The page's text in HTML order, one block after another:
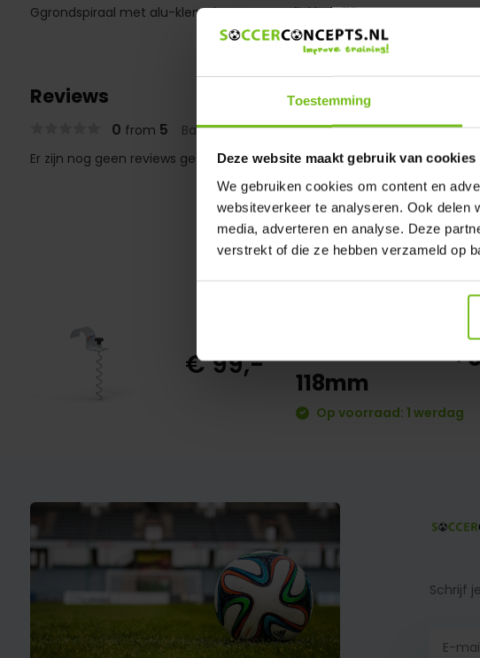
Toestemming
Deze website maakt gebruik van cookies
We gebruiken cookies om content en
websiteverkeer te analyseren. Ook delen
media, adverteren en analyse. Deze
verstrekt of die ze hebben verzameld op
Ggrondspiraal met alu-klemplaat voor profiel buis 118mm
Reviews
0 from 5 Based on 0 reviews
Er zijn nog geen reviews geschreven over dit product..
€ 99,-
118mm
Op voorraad: 1 werdag
Schrijf